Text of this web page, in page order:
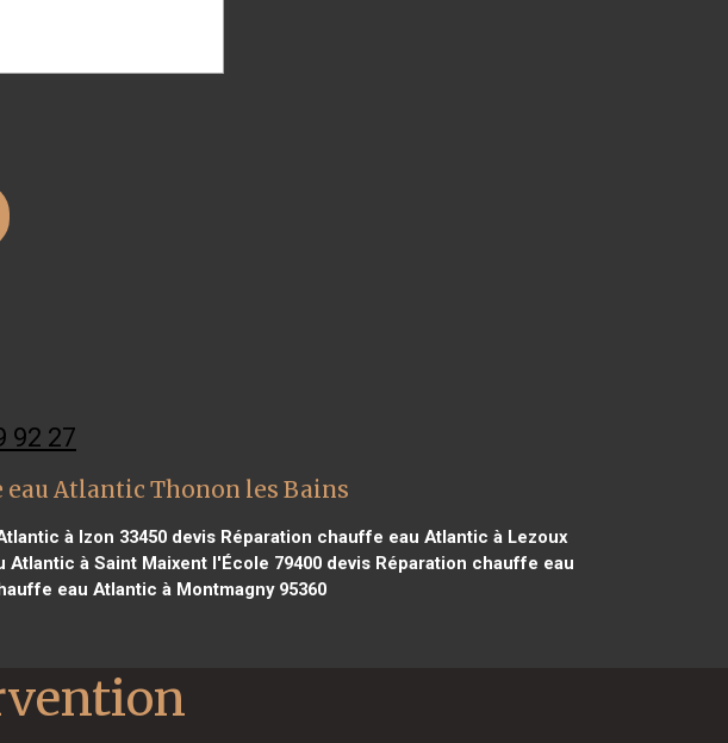
92 27
Atlantic Thonon les Bains
à Izon 33450devis Réparation chauffe eau Atlantic à Lezoux
à Saint Maixent l'École 79400devis Réparation chauffe eau
eau Atlantic à Montmagny 95360